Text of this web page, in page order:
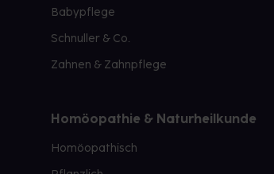
Babypflege
Schnuller & Co.
Zahnen & Zahnpflege
Homöopathie & Naturheilkunde
Homöopathisch